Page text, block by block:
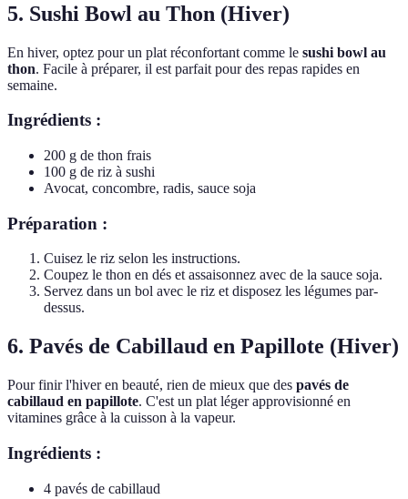
5. Sushi Bowl au Thon (Hiver)
En hiver, optez pour un plat réconfortant comme le sushi bowl au
thon. Facile à préparer, il est parfait pour des repas rapides en
semaine.
Ingrédients :
200 g de thon frais
100 g de riz à sushi
Avocat, concombre, radis, sauce soja
Préparation :
Cuisez le riz selon les instructions.
Coupez le thon en dés et assaisonnez avec de la sauce soja.
Servez dans un bol avec le riz et disposez les légumes par-
dessus.
6. Pavés de Cabillaud en Papillote (Hiver)
Pour finir l'hiver en beauté, rien de mieux que des pavés de
cabillaud en papillote. C'est un plat léger approvisionné en
vitamines grâce à la cuisson à la vapeur.
Ingrédients :
4 pavés de cabillaud